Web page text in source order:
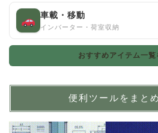
車載・移動
インバーター・荷室収納
おすすめアイテム一
便利ツールをまと